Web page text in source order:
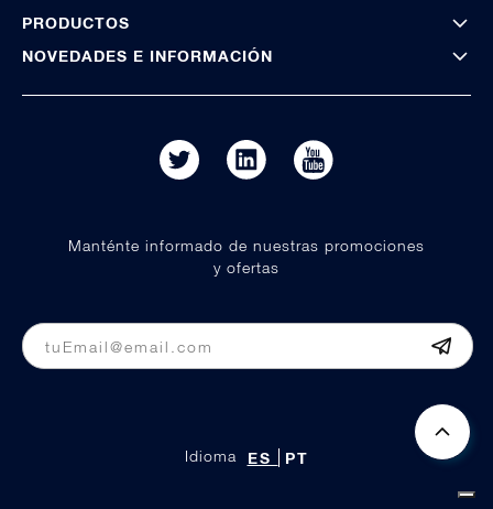
PRODUCTOS
NOVEDADES E INFORMACIÓN
Idioma ES PT
Manténte informado de nuestras promociones
y ofertas